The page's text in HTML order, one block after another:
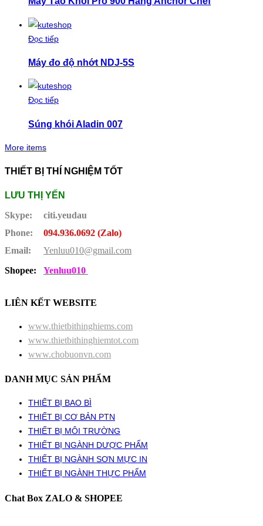
Đọc tiếp
Máy đo độ nhớt NDJ-5S
Đọc tiếp
Súng khói Aladin 007
More items
THIẾT BỊ THÍ NGHIỆM TỐT
LƯU THỊ YẾN
Skype:
citi.yeudau
Phone:
094.936.0692 (Zalo)
Email:
Yenluu010@gmail.com
Shopee:
Yenluu010
LIÊN KẾT WEBSITE
www.thietbithinghiems.com
www.thietbithinghiemtot.com
www.chobuonvn.com
DANH MỤC SẢN PHẨM
THIẾT BỊ BAO BÌ
THIẾT BỊ CƠ BẢN PTN
THIẾT BỊ MÔI TRƯỜNG
THIẾT BỊ NGÀNH DƯỢC PHẨM
THIẾT BỊ NGÀNH SƠN MỰC IN
THIẾT BỊ NGÀNH THỰC PHẨM
Chat Box ZALO & SHOPEE